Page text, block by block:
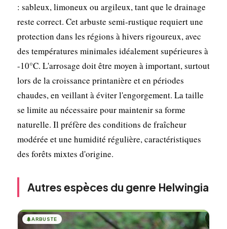
: sableux, limoneux ou argileux, tant que le drainage
reste correct. Cet arbuste semi-rustique requiert une
protection dans les régions à hivers rigoureux, avec
des températures minimales idéalement supérieures à
-10°C. L'arrosage doit être moyen à important, surtout
lors de la croissance printanière et en périodes
chaudes, en veillant à éviter l'engorgement. La taille
se limite au nécessaire pour maintenir sa forme
naturelle. Il préfère des conditions de fraîcheur
modérée et une humidité régulière, caractéristiques
des forêts mixtes d'origine.
Autres espèces du genre Helwingia
🌲ARBUSTE